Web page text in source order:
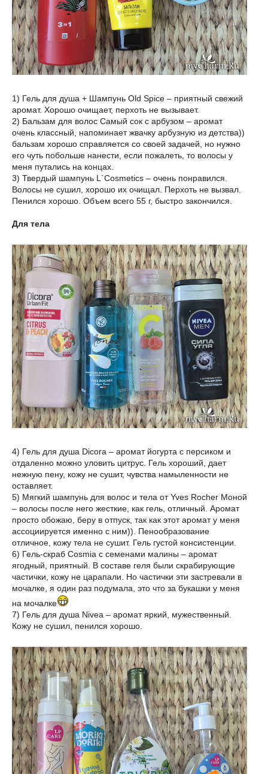
1) Гель для душа + Шампунь Old Spice – приятный свежий
аромат. Хорошо очищает, перхоть не вызывает.
2) Бальзам для волос Самый сок с арбузом – аромат
очень классный, напоминает жвачку арбузную из детства))
бальзам хорошо справляется со своей задачей, но нужно
его чуть побольше нанести, если пожалеть, то волосы у
меня путались на концах.
3) Твердый шампунь L`Cosmetics – очень понравился.
Волосы не сушил, хорошо их очищал. Перхоть не вызвал.
Пенился хорошо. Объем всего 55 г, быстро закончился.
Для тела
4) Гель для душа Dicora – аромат йогурта с персиком и
отдаленно можно уловить цитрус. Гель хороший, дает
нежную пену, кожу не сушит, чувства намыленности не
оставляет.
5) Мягкий шампунь для волос и тела от Yves Rocher Моной
– волосы после него жесткие, как гель, отличный. Аромат
просто обожаю, беру в отпуск, так как этот аромат у меня
ассоциируется именно с ним)). Пенообразование
отличное, кожу тела не сушит. Гель густой консистенции.
6) Гель-скраб Cosmia с семенами малины – аромат
ягодный, приятный. В составе геля были скрабирующие
частички, кожу не царапали. Но частички эти застревали в
мочалке, я один раз подумала, это что за букашки у меня
на мочалке
7) Гель для душа Nivea – аромат яркий, мужественный.
Кожу не сушил, пенился хорошо.